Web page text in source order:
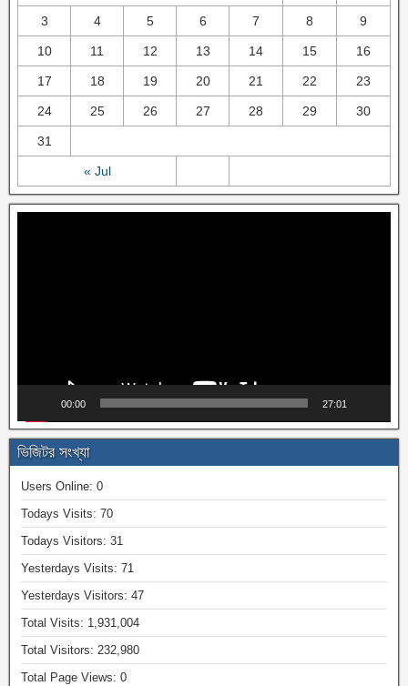
« Jul
3 4 5 6 7 8 9
10 11 12 13 14 15 16
17 18 19 20 21 22 23
24 25 26 27 28 29 30
31
00:00 27:01
ভিজিটর সংখ্যা
Users Online: 0
Todays Visits: 70
Todays Visitors: 31
Yesterdays Visits: 71
Yesterdays Visitors: 47
Total Visits: 1,931,004
Total Visitors: 232,980
Total Page Views: 0